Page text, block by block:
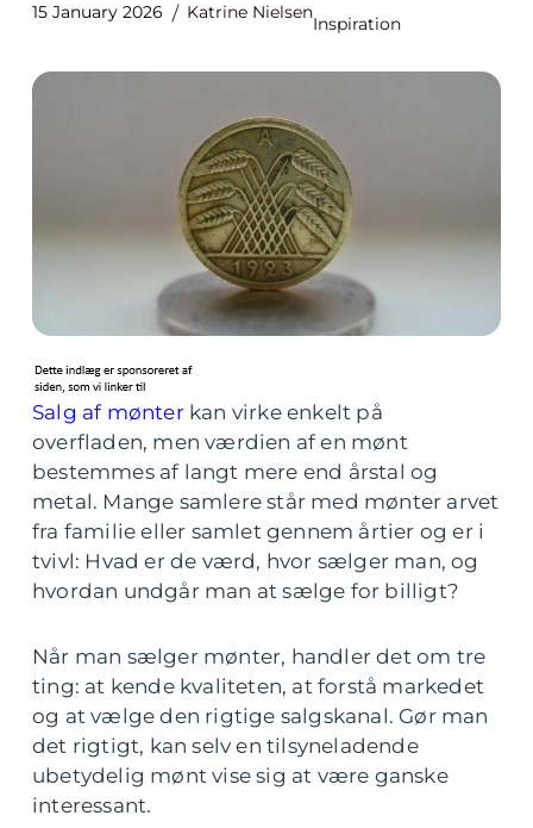
15 January 2026 Katrine Nielsen
Inspiration
Salg af mønterkan virke enkelt på
overfladen, men værdien af en mønt
bestemmes af langt mere end årstal og
metal. Mange samlere står med mønter arvet
fra familie eller samlet gennem årtier og er i
tvivl: Hvad er de værd, hvor sælger man, og
hvordan undgår man at sælge for billigt?
Når man sælger mønter, handler det om tre
ting: at kende kvaliteten, at forstå markedet
og at vælge den rigtige salgskanal. Gør man
det rigtigt, kan selv en tilsyneladende
ubetydelig mønt vise sig at være ganske
interessant.